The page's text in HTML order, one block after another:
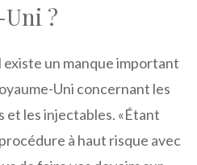
?
existe un manque important
Uni concernant les
les injectables. «Étant
à haut risque avec